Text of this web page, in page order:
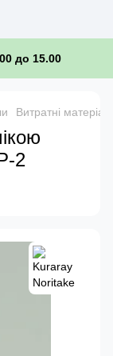
до 15.00
Витратні
2